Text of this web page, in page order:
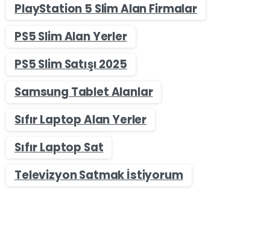
PlayStation 5 Slim Alan Firmalar
PS5 Slim Alan Yerler
PS5 Slim Satışı 2025
Samsung Tablet Alanlar
Sıfır Laptop Alan Yerler
Sıfır Laptop Sat
Televizyon Satmak İstiyorum